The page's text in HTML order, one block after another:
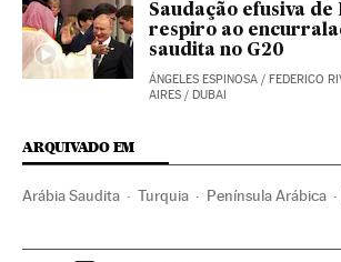
Saudação efusiva de
respiro ao
saudita no G20
ÁNGELES ESPINOSA / FEDERICO
AIRES / DUBAI
ARQUIVADO EM
Arábia Saudita Turquia Península Arábica